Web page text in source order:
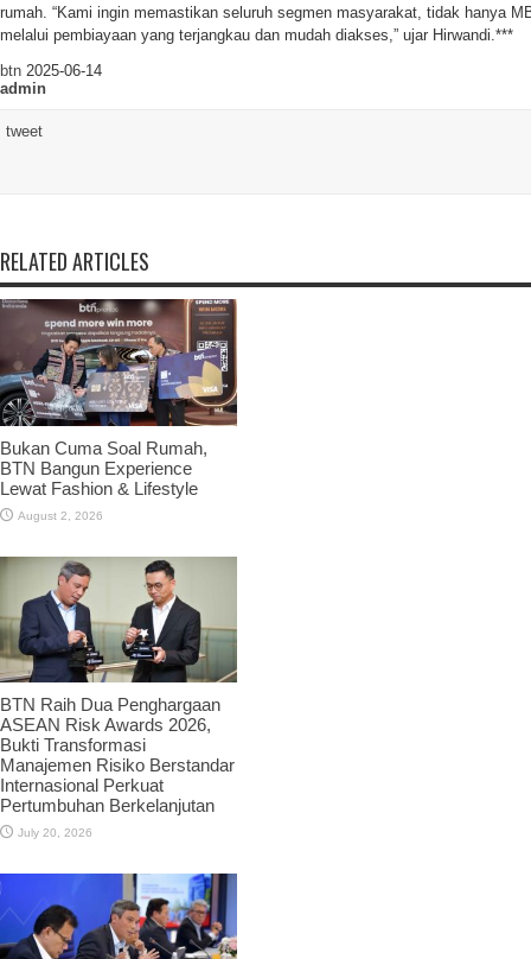
rumah. “Kami ingin memastikan seluruh segmen masyarakat, tidak hanya
melalui pembiayaan yang terjangkau dan mudah diakses,” ujar Hirwandi.***
btn 2025-06-14
admin
tweet
RELATED ARTICLES
Bukan Cuma Soal Rumah,
BTN Bangun Experience
Lewat Fashion & Lifestyle
August 2, 2026
BTN Raih Dua Penghargaan
ASEAN Risk Awards 2026,
Bukti Transformasi
Manajemen Risiko Berstandar
Internasional Perkuat
Pertumbuhan Berkelanjutan
July 20, 2026